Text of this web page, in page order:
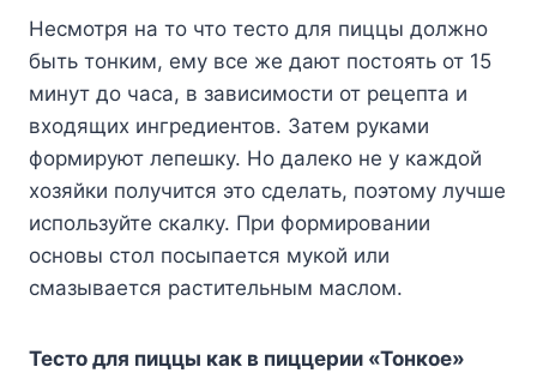
Несмотря на то что тесто для пиццы должно
быть тонким, ему все же дают постоять от 15
минут до часа, в зависимости от рецепта и
входящих ингредиентов. Затем руками
формируют лепешку. Но далеко не у каждой
хозяйки получится это сделать, поэтому лучше
используйте скалку. При формировании
основы стол посыпается мукой или
смазывается растительным маслом.
Тесто для пиццы как в пиццерии «Тонкое»